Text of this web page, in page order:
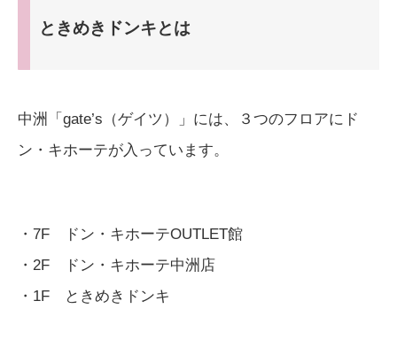
ときめきドンキとは
中洲「gate’s（ゲイツ）」には、３つのフロアにド
ン・キホーテが入っています。
・7F ドン・キホーテOUTLET館
・2F ドン・キホーテ中洲店
・1F ときめきドンキ